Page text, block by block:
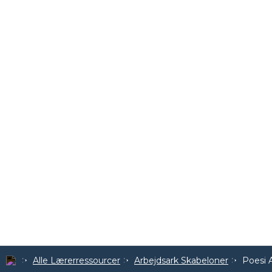
Alle Lærerressourcer Arbejdsark Skabeloner Poesi